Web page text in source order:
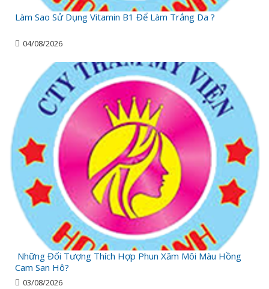
Làm Sao Sử Dụng Vitamin B1 Để Làm Trắng Da ?
04/08/2026
Những Đối Tượng Thích Hợp Phun Xăm Môi Màu Hồng
Cam San Hô?
03/08/2026